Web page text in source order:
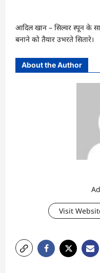
आदिल खान – सिल्वर स्पून के
बनाने को तैयार उभरते सितारे।
About the Author
Visit